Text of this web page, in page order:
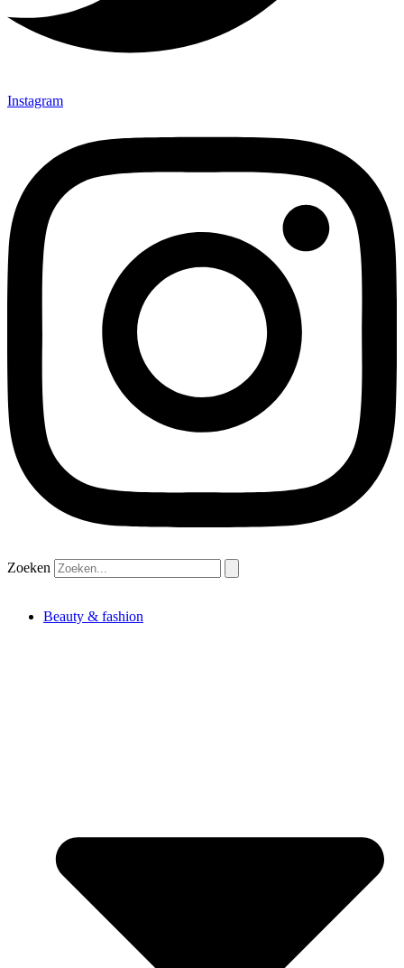
Instagram
Zoeken
Beauty & fashion